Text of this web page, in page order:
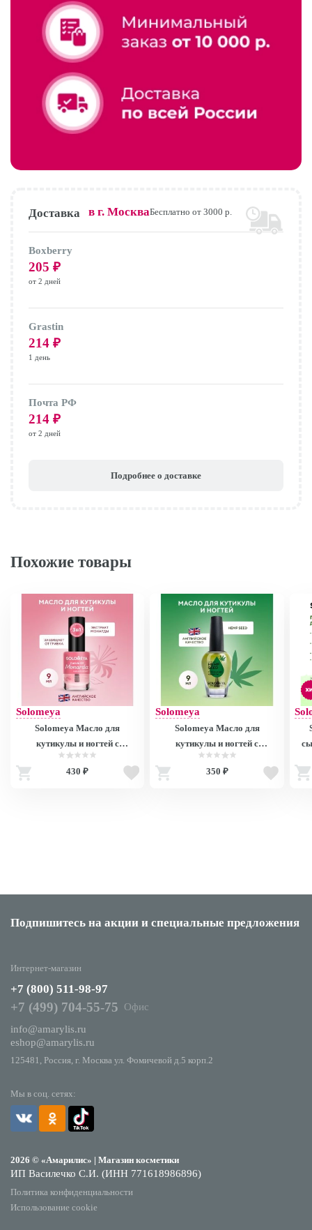
Доставка в г. МоскваБесплатно от 3000 р.
Boxberry
205 ₽
от 2 дней
Grastin
214 ₽
1 день
Почта РФ
214 ₽
от 2 дней
Подробнее о доставке
Похожие товары
Solomeya
Solomeya Масло для
кутикулы и ногтей с
натуральным экстрактом
Монарды 9 мл/ Cuticle Oil
430 ₽
Solomeya
Solomeya Масло для
кутикулы и ногтей с
витаминами «Семена
конопли» 9 мл/ Cuticle Oil
350 ₽
/
Подпишитесь на акции и специальные предложения
Мы в соц. сетях:
2026 © «Амарилис» | Магазин косметики
ИП Василечко С.И. (ИНН 771618986896)
Политика конфиденциальности
Использование cookie
Интернет-магазин
+7 (800) 511-98-97
+7 (499) 704-55-75
Офис
info@amarylis.ru
eshop@amarylis.ru
125481, Россия, г. Москва ул. Фомичевой д.5 корп.2